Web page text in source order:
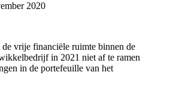
2020
vrije financiële ruimte binnen de
in 2021 niet af te ramen
in de portefeuille van het